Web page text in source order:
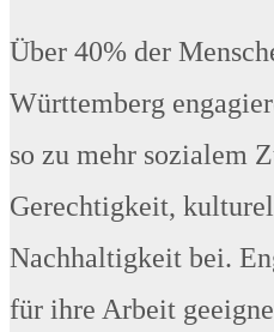
Über 40% der
Württemberg
so zu mehr sozialem
Gerechtigkeit,
Nachhaltigkeit bei.
für ihre Arbeit